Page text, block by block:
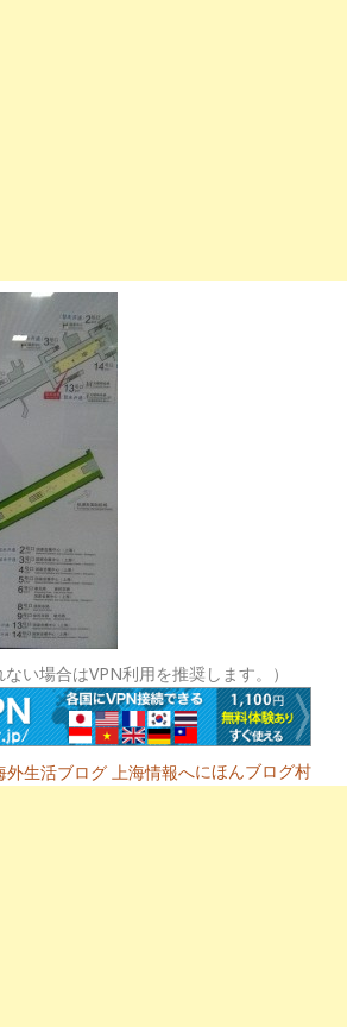
ない場合はVPN利用を推奨します。）
にほんブログ村